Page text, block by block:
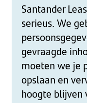
Santander
serieus. We
gevraagde
moeten we je
opslaan en
hoogte blijven